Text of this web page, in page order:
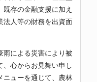
存の金融支援に加え
法人等の財務を出資面
による災害により被
心からお見舞い申し
ニューを通じて、農林